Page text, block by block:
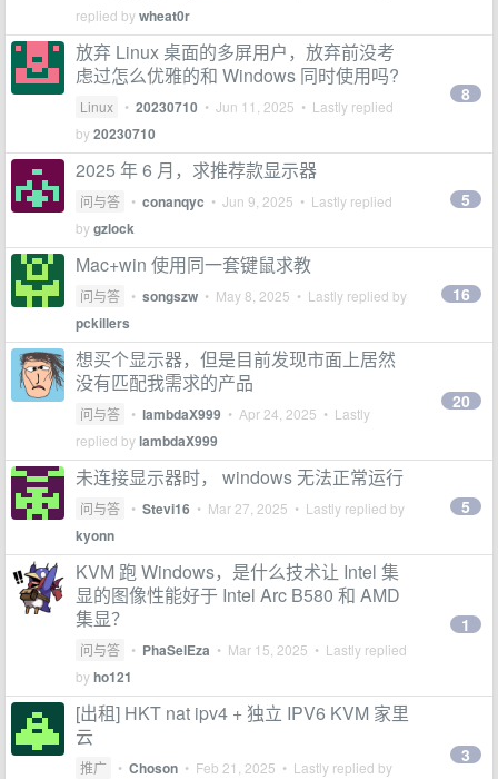
replied bywheat0r
放弃 Linux 桌面的多屏用户，放弃前没考
虑过怎么优雅的和 Windows 同时使用吗?
Linux • 20230710 • Jun 11, 2025 • Lastly replied
by20230710
8
2025 年 6 月，求推荐款显示器
问与答 • conanqyc • Jun 9, 2025 • Lastly replied
bygzlock
5
Mac+win 使用同一套键鼠求教
问与答 • songszw • May 8, 2025 • Lastly replied by
pckillers
16
想买个显示器，但是目前发现市面上居然
没有匹配我需求的产品
问与答 • lambdaX999 • Apr 24, 2025 • Lastly
replied bylambdaX999
20
未连接显示器时， windows 无法正常运行
问与答 • Stevi16 • Mar 27, 2025 • Lastly replied by
kyonn
5
KVM 跑 Windows，是什么技术让 Intel 集
显的图像性能好于 Intel Arc B580 和 AMD
集显？
问与答 • PhaSelEza • Mar 15, 2025 • Lastly replied
byho121
1
[出租] HKT nat ipv4 + 独立 IPV6 KVM 家里
云
推广 • Choson • Feb 21, 2025 • Lastly replied by
3